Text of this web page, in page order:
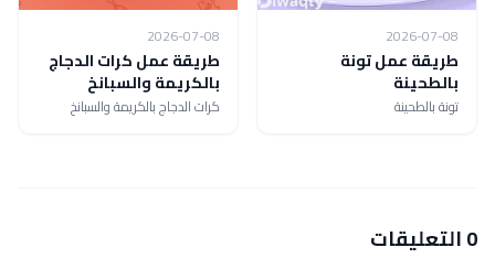
2026-07-08
طريقة عمل تونة
بالطحينة
تونة بالطحينة
2026-07-08
طريقة عمل كرات الدجاج
بالكريمة والسبانخ
كرات الدجاج بالكريمة والسبانخ
0 التعليقات